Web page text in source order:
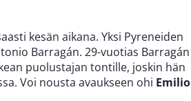
kesän aikana. Yksi Pyreneiden
Barragán. 29-vuotias Barragán
puolustajan tontille, joskin hän
Voi nousta avaukseen ohi Emilio